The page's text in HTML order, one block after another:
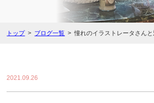
トップ ブログ一覧 憧れのイラストレータさん
2021.09.26